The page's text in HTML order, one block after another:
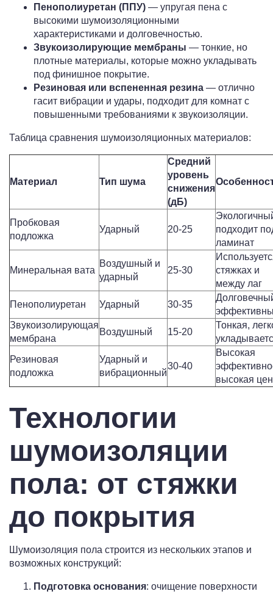
Пенополиуретан (ППУ) — упругая пена с
высокими шумоизоляционными
характеристиками и долговечностью.
Звукоизолирующие мембраны — тонкие, но
плотные материалы, которые можно укладывать
под финишное покрытие.
Резиновая или вспененная резина — отлично
гасит вибрации и удары, подходит для комнат с
повышенными требованиями к звукоизоляции.
Таблица сравнения шумоизоляционных материалов:
Материал Тип шума
Средний
уровень
снижения
(дБ)
Пробковая
подложка
Ударный 20-25
подходит
ламинат
Минеральная вата
Воздушный и
ударный
25-30
стяжках и
между лаг
Пенополиуретан
Ударный 30-35
Звукоизолирующая
мембрана
Воздушный 15-20
Тонкая,
Резиновая
подложка
Ударный и
вибрационный
30-40
Высокая
высокая
Технологии
шумоизоляции
пола: от стяжки
до покрытия
Шумоизоляция пола строится из нескольких этапов и
возможных конструкций:
Подготовка основания: очищение поверхности